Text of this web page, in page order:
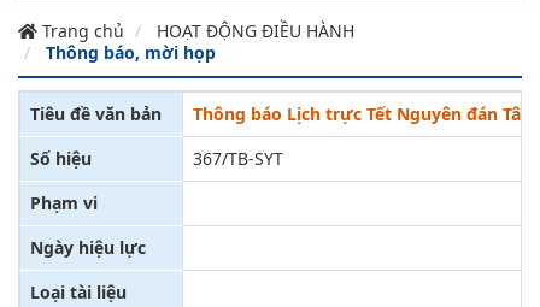
Trang chủ
HOẠT ĐỘNG ĐIỀU HÀNH
Thông báo, mời họp
Tiêu đề văn bản
Thông báo Lịch trực Tết Nguyên đán
Số hiệu
367/TB-SYT
Phạm vi
Ngày hiệu lực
Loại tài liệu